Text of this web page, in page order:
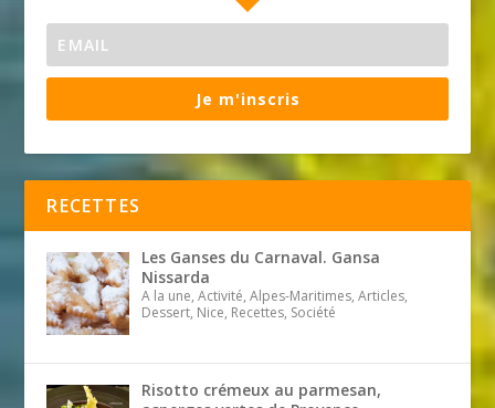
Je m'inscris
RECETTES
Les Ganses du Carnaval. Gansa
Nissarda
A la une, Activité, Alpes-Maritimes, Articles,
Dessert, Nice, Recettes, Société
Risotto crémeux au parmesan,